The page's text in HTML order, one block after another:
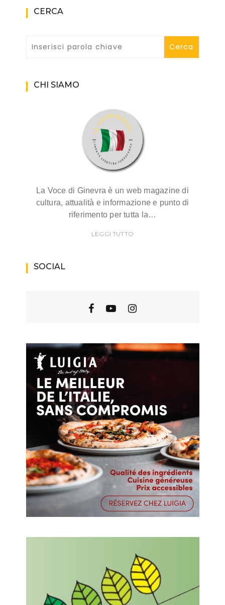
CERCA
CHI SIAMO
La Voce di Ginevra è un web magazine di
cultura, attualità e informazione e punto di
riferimento per tutta la…
LEGGI TUTTO
SOCIAL